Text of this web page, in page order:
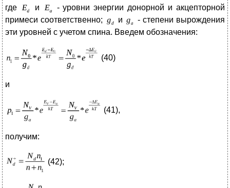
где и
- уровни энергии донорной и акцепторной
примеси соответственно;
и
- степени вырождения
эти уровней с учетом спина. Введем обозначения:
(40)
и
(41),
получим:
(42);